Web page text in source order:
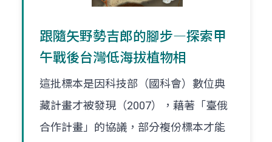
跟隨矢野勢吉郎的腳步―探索甲
午戰後台灣低海拔植物相
這批標本是因科技部（國科會）數位典
藏計畫才被發現（2007），藉著「臺俄
合作計畫」的協議，部分複份標本才能